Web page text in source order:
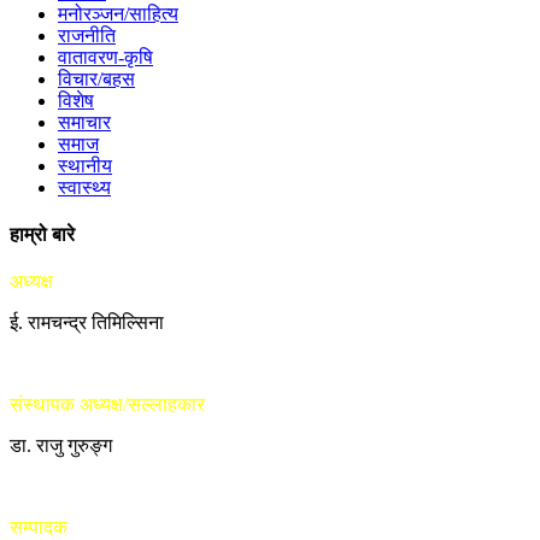
मनोरञ्जन/साहित्य
राजनीति
वातावरण-कृषि
विचार/बहस
विशेष
समाचार
समाज
स्थानीय
स्वास्थ्य
हाम्रो बारे
अध्यक्ष
ई. रामचन्द्र तिमिल्सिना
संस्थापक अध्यक्ष/सल्लाहकार
डा. राजु गुरुङ्ग
सम्पादक